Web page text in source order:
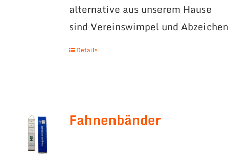
alternative aus unserem Hause
sind Vereinswimpel und
Details
Fahnenbänder